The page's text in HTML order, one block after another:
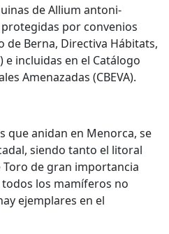
de Allium antoni-
por convenios
de Berna, Directiva Hábitats,
e incluidas en el Catálogo
Amenazadas (CBEVA).
que anidan en Menorca, se
siendo tanto el litoral
de gran importancia
los mamíferos no
ejemplares en el